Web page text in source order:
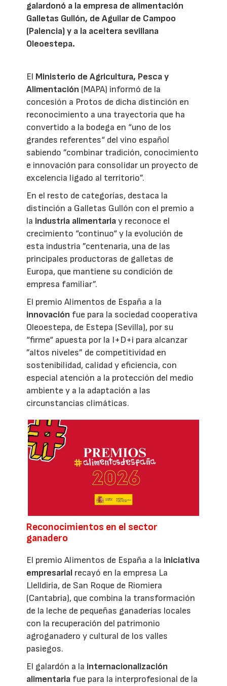
galardonó a la empresa de alimentación
Galletas Gullón, de Aguilar de Campoo
(Palencia) y a la aceitera sevillana
Oleoestepa.
El Ministerio de Agricultura, Pesca y
Alimentación (MAPA) informó de la
concesión a Protos de dicha distinción en
reconocimiento a una trayectoria que ha
convertido a la bodega en “uno de los
grandes referentes“ del vino español
sabiendo ”combinar tradición, conocimiento
e innovación para consolidar un proyecto de
excelencia ligado al territorio”.
En el resto de categorías, destaca la
distinción a Galletas Gullón con el premio a
la industria alimentariay reconoce el
crecimiento “continuo“ y la evolución de
esta industria ”centenaria, una de las
principales productoras de galletas de
Europa, que mantiene su condición de
empresa familiar”.
El premio Alimentos de España a la
innovación fue para la sociedad cooperativa
Oleoestepa, de Estepa (Sevilla), por su
“firme“ apuesta por la I+D+i para alcanzar
”altos niveles” de competitividad en
sostenibilidad, calidad y eficiencia, con
especial atención a la protección del medio
ambiente y a la adaptación a las
circunstancias climáticas.
Reconocimientos en el sector
ganadero
El premio Alimentos de España a la iniciativa
empresarial recayó en la empresa La
Llelldiría, de San Roque de Riomiera
(Cantabria), que combina la transformación
de la leche de pequeñas ganaderías locales
con la recuperación del patrimonio
agroganadero y cultural de los valles
pasiegos.
El galardón a la internacionalización
alimentaria fue para la interprofesional de la